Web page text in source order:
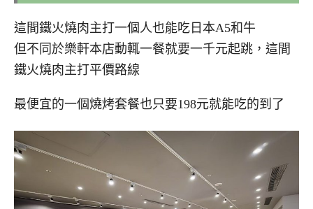
這間鐵火燒肉主打一個人也能吃日本A5和牛
但不同於樂軒本店動輒一餐就要一千元起跳，這間
鐵火燒肉主打平價路線
最便宜的一個燒烤套餐也只要198元就能吃的到了